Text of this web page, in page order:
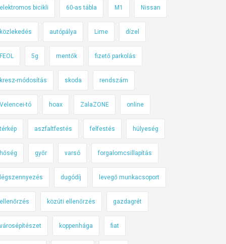
elektromos bicikli 60-as tábla M1 Nissan
közlekedés autópálya Lime dízel
FEOL 5g mentők fizető parkolás
kresz-módosítás skoda rendszám
Velencei-tó hoax ZalaZONE online
térkép aszfaltfestés felfestés hülyeség
hőség győr varsó forgalomcsillapítás
légszennyezés dugódíj levegő munkacsoport
ellenőrzés közúti ellenőrzés gazdagrét
városépítészet koppenhága fiat